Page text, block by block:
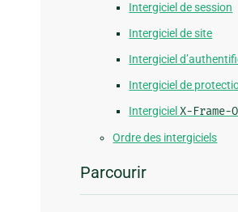
Intergiciel de session
Intergiciel de site
Intergiciel
Intergiciel de
IntergicielX-Frame-
Ordre des intergiciels
Parcourir